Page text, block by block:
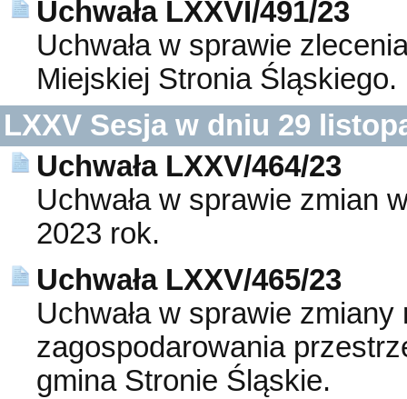
Uchwała LXXVI/491/23
Uchwała w sprawie
Miejskiej Stronia Śląskiego.
LXXV Sesja w dniu 29
Uchwała LXXV/464/23
Uchwała w sprawie zmian
2023 rok.
Uchwała LXXV/465/23
Uchwała w sprawie
zagospodarowania
gmina Stronie Śląskie.